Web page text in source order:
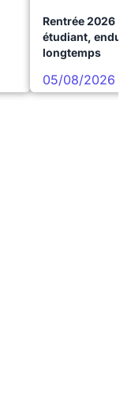
Rentrée 2026 :
étudiant,
longtemps
05/08/2026